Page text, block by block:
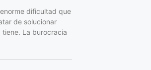
dificultad que
de solucionar
La burocracia